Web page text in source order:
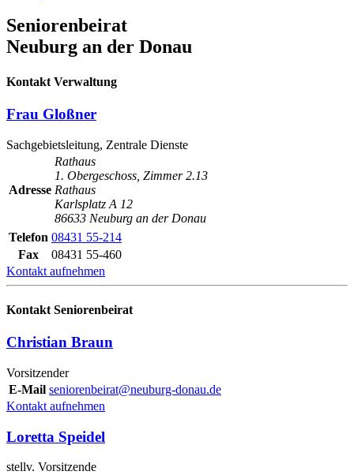
Seniorenbeirat
Neuburg an der Donau
Kontakt Verwaltung
Frau Gloßner
Sachgebietsleitung, Zentrale Dienste
Adresse
Rathaus
1. Obergeschoss, Zimmer 2.13
Rathaus
Karlsplatz A 12
86633 Neuburg an der Donau
Telefon 08431 55-214
Fax
08431 55-460
Kontakt aufnehmen
Kontakt Seniorenbeirat
Christian Braun
Vorsitzender
E-Mail seniorenbeirat@neuburg-donau.de
Kontakt aufnehmen
Loretta Speidel
stellv. Vorsitzende